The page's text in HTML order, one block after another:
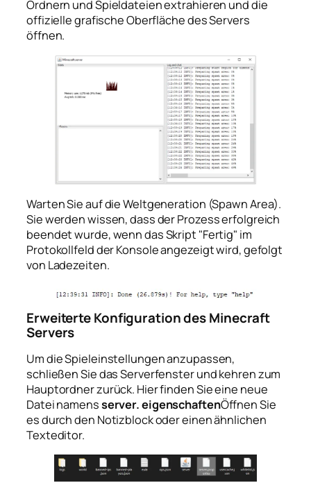
Ordnern und Spieldateien extrahieren und die
offizielle grafische Oberfläche des Servers
öffnen.
Warten Sie auf die Weltgeneration (Spawn Area).
Sie werden wissen, dass der Prozess erfolgreich
beendet wurde, wenn das Skript "Fertig" im
Protokollfeld der Konsole angezeigt wird, gefolgt
von Ladezeiten.
Erweiterte Konfiguration des Minecraft
Servers
Um die Spieleinstellungen anzupassen,
schließen Sie das Serverfenster und kehren zum
Hauptordner zurück. Hier finden Sie eine neue
Datei namensserver. eigenschaftenÖffnen Sie
es durch den Notizblock oder einen ähnlichen
Texteditor.